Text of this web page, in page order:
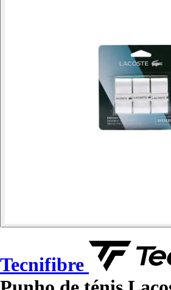
Tecnifibre